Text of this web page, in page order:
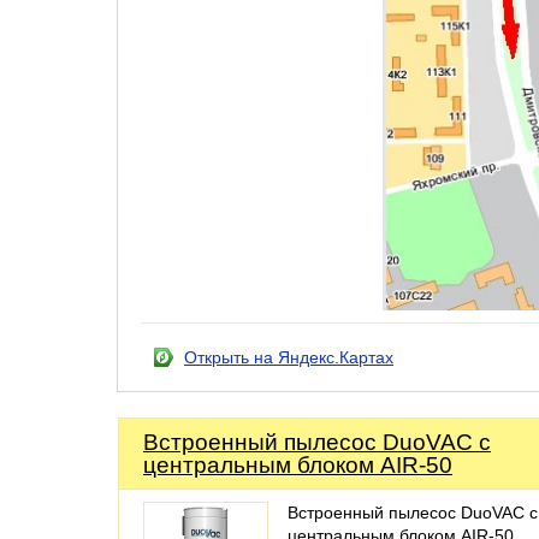
Открыть на Яндекс.Картах
Встроенный пылесос DuoVAC с
центральным блоком AIR-50
Встроенный пылесос DuoVAC с